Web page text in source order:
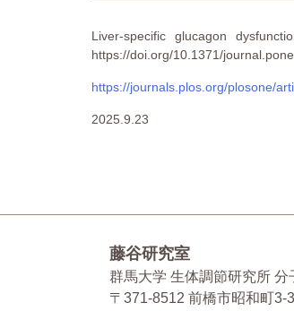
Liver-specific glucagon
https://doi.org/10.1371/
https://journals.plos.org/plosone/
2025.9.23
藤谷研究室
群馬大学 生体調節研究所 分
〒371-8512 前橋市昭和町3-